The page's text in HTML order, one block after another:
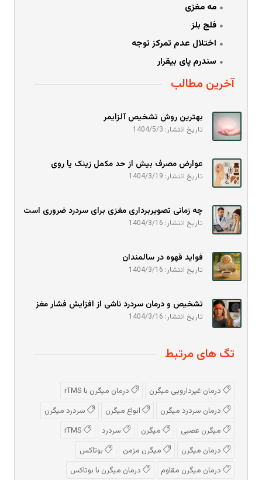
مه مغزی
فلج بلز
اختلال عدم تمرکز توجه
سندرم پای بیقرار
آخرین مطالب
بهترین روش تشخیص آلزایمر
تاریخ انتشار: 1404/5/3
عوارض مصرف بیش از حد مکمل زینک یا روی
تاریخ انتشار: 1404/3/19
چه زمانی تصویربرداری مغزی برای سردرد ضروری است
تاریخ انتشار: 1404/3/16
فواید قهوه در سالمندان
تاریخ انتشار: 1404/3/16
تشخیص و درمان سردرد ناشی از افزایش فشار مغز
تاریخ انتشار: 1404/3/16
تگ های مرتبط
درمان غیردارویی میگرن
درمان میگرن با rTMS
درمان سردرد میگرن
انواع میگرن
سردرد میگرن
میگرن عصبی
میگرن سردرد
درمان میگرن
میگرن مزمن
بوتاکس
درمان میگرن مقاوم
درمان میگرن با بوتاکس